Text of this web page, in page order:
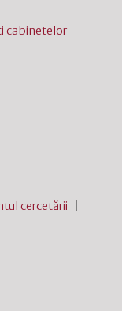
cabinetelor
cercetării